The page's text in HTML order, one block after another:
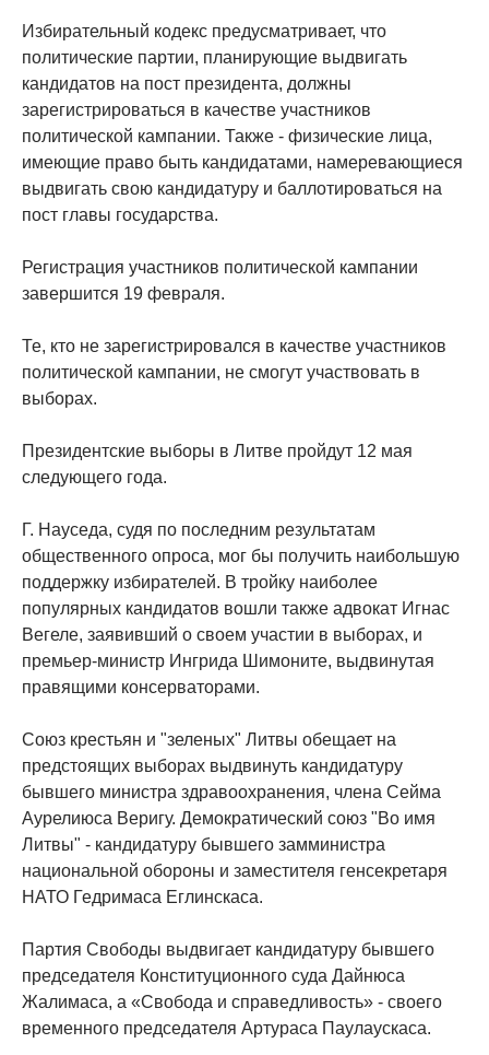
Избирательный кодекс предусматривает, что
политические партии, планирующие выдвигать
кандидатов на пост президента, должны
зарегистрироваться в качестве участников
политической кампании. Также - физические лица,
имеющие право быть кандидатами, намеревающиеся
выдвигать свою кандидатуру и баллотироваться на
пост главы государства.
Регистрация участников политической кампании
завершится 19 февраля.
Те, кто не зарегистрировался в качестве участников
политической кампании, не смогут участвовать в
выборах.
Президентские выборы в Литве пройдут 12 мая
следующего года.
Г. Науседа, судя по последним результатам
общественного опроса, мог бы получить наибольшую
поддержку избирателей. В тройку наиболее
популярных кандидатов вошли также адвокат Игнас
Вегеле, заявивший о своем участии в выборах, и
премьер-министр Ингрида Шимоните, выдвинутая
правящими консерваторами.
Союз крестьян и "зеленых" Литвы обещает на
предстоящих выборах выдвинуть кандидатуру
бывшего министра здравоохранения, члена Сейма
Аурелиюса Веригу. Демократический союз "Во имя
Литвы" - кандидатуру бывшего замминистра
национальной обороны и заместителя генсекретаря
НАТО Гедримаса Еглинскаса.
Партия Свободы выдвигает кандидатуру бывшего
председателя Конституционного суда Дайнюса
Жалимаса, а «Свобода и справедливость» - своего
временного председателя Артураса Паулаускаса.